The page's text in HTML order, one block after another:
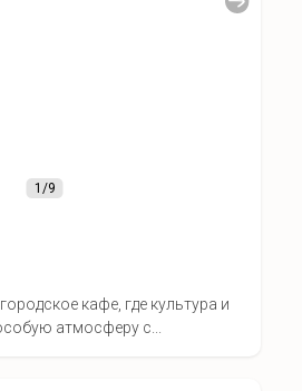
1 /9
кафе, где культура и
атмосферу с...